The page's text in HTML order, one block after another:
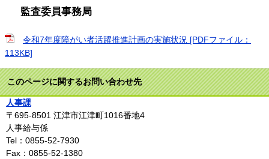
監査委員事務局
令和7年度障がい者活躍推進計画の実施状況 [PDFファイル：
113KB]
このページに関するお問い合わせ先
人事課
〒695-8501 江津市江津町1016番地4
人事給与係
Tel：0855-52-7930
Fax：0855-52-1380